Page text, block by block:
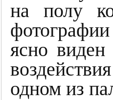
на полу
ясно
одном из